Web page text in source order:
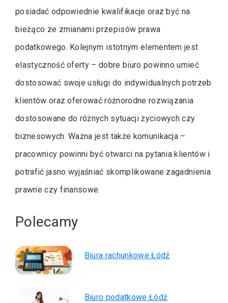
posiadać odpowiednie kwalifikacje oraz być na
bieżąco ze zmianami przepisów prawa
podatkowego. Kolejnym istotnym elementem jest
elastyczność oferty – dobre biuro powinno umieć
dostosować swoje usługi do indywidualnych potrzeb
klientów oraz oferować różnorodne rozwiązania
dostosowane do różnych sytuacji życiowych czy
biznesowych. Ważna jest także komunikacja –
pracownicy powinni być otwarci na pytania klientów i
potrafić jasno wyjaśniać skomplikowane zagadnienia
prawne czy finansowe.
Polecamy
Biura rachunkowe Łódź
Biuro podatkowe Łódź